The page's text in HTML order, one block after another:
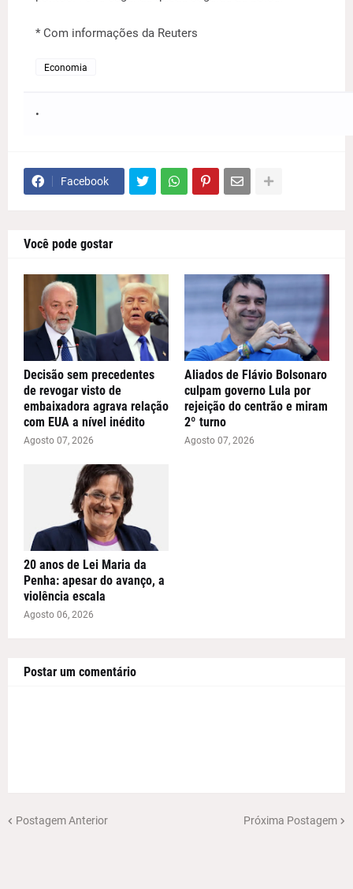
* Com informações da Reuters
Economia
Facebook
Você pode gostar
Decisão sem precedentes
de revogar visto de
embaixadora agrava relação
com EUA a nível inédito
Agosto 07, 2026
Aliados de Flávio Bolsonaro
culpam governo Lula por
rejeição do centrão e miram
2º turno
Agosto 07, 2026
20 anos de Lei Maria da
Penha: apesar do avanço, a
violência escala
Agosto 06, 2026
Postar um comentário
Postagem Anterior Próxima Postagem